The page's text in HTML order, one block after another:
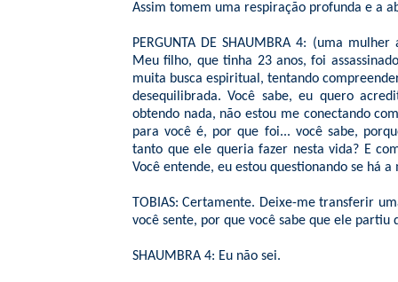
Assim tomem uma respiração profunda e a
PERGUNTA DE SHAUMBRA 4: (uma
Meu filho, que tinha 23 anos, foi
muita busca espiritual, tentando
desequilibrada. Você sabe, eu quero
obtendo nada, não estou me conectando
para você é, por que foi... você sabe,
tanto que ele queria fazer nesta vida? E
Você entende, eu estou questionando se há
TOBIAS: Certamente. Deixe-me transferir
você sente, por que você sabe que ele partiu
SHAUMBRA 4: Eu não sei.